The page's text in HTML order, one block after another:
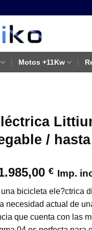
Motos +11Kw
/
€Rango
desde
Imp.
una bicicleta ele?ctrica
necesidad actual de
que cuenta con las